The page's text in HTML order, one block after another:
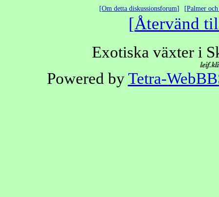
Om detta diskussionsforum Palmer
Återvänd
Exotiska växter i
Powered byTetra-